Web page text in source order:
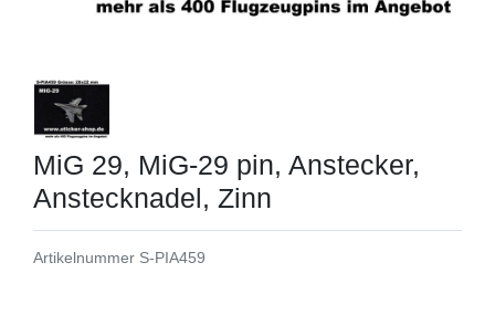
MiG 29, MiG-29 pin, Anstecker,
Anstecknadel, Zinn
Artikelnummer S-PIA459